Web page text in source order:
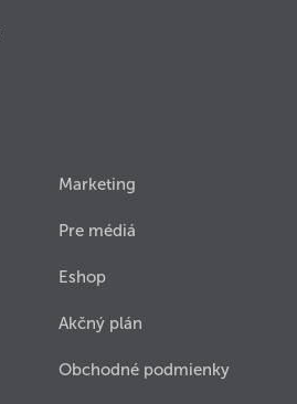
Marketing
Pre médiá
Eshop
Akčný plán
Obchodné podmienky